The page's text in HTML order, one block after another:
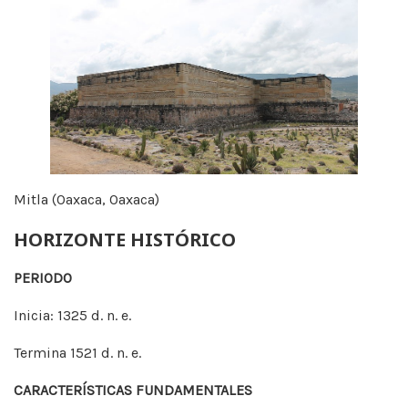
Mitla (Oaxaca, Oaxaca)
HORIZONTE HISTÓRICO
PERIODO
Inicia: 1325 d. n. e.
Termina 1521 d. n. e.
CARACTERÍSTICAS FUNDAMENTALES